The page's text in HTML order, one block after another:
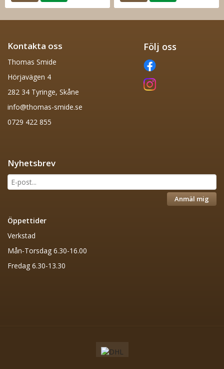
Kontakta oss
Thomas Smide
Hörjavägen 4
282 34 Tyringe, Skåne
info@thomas-smide.se
0729 422 855
Följ oss
Nyhetsbrev
Anmäl mig
Öppettider
Verkstad
Mån-Torsdag 6.30-16.00
Fredag 6.30-13.30